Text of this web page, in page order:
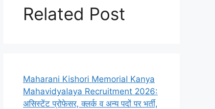
Related Post
Maharani Kishori Memorial Kanya
Mahavidyalaya Recruitment 2026:
असिस्टेंट प्रोफेसर, क्लर्क व अन्य पदों पर भर्ती,